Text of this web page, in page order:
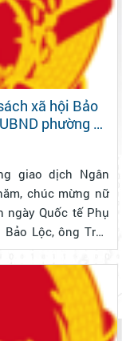
xã hội Bảo
phường 3
3
giao dịch Ngân
chúc mừng nữ
ngày Quốc tế Phụ
lời chúc mừng đến